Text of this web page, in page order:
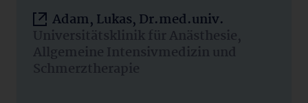
Adam, Lukas, Dr.med.univ.
Universitätsklinik für Anästhesie,
Allgemeine Intensivmedizin und
Schmerztherapie